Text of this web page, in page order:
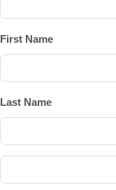
First Name
Last Name